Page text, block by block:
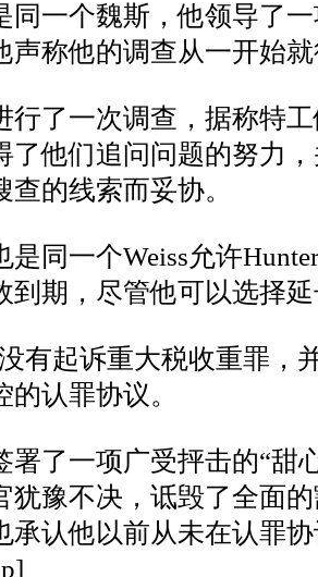
同一个魏斯，他领导了
声称他的调查从一开始
行了一次调查，据称特
了他们追问问题的努力
查的线索而妥协。
是同一个Weiss允许Hunter
到期，尽管他可以选择
有起诉重大税收重罪，
的认罪协议。
署了一项广受抨击的“甜
犹豫不决，诋毁了全面
承认他以前从未在认罪